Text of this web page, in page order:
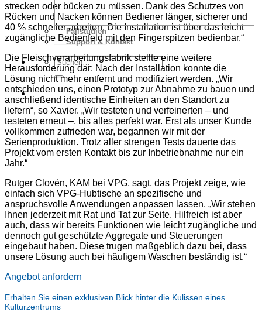
Fallstudien
Support & Kontakt
Angebot
strecken oder bücken zu müssen. Dank des Schutzes von
Rücken und Nacken können Bediener länger, sicherer und
40 % schneller arbeiten. Die Installation ist über das leicht
zugängliche Bedienfeld mit den Fingerspitzen bedienbar.“
Die Fleischverarbeitungsfabrik stellte eine weitere
Herausforderung dar: Nach der Installation konnte die
Lösung nicht mehr entfernt und modifiziert werden. „Wir
entschieden uns, einen Prototyp zur Abnahme zu bauen und
anschließend identische Einheiten an den Standort zu
liefern“, so Xavier. „Wir testeten und verfeinerten – und
testeten erneut –, bis alles perfekt war. Erst als unser Kunde
vollkommen zufrieden war, begannen wir mit der
Serienproduktion. Trotz aller strengen Tests dauerte das
Projekt vom ersten Kontakt bis zur Inbetriebnahme nur ein
Jahr.“
Rutger Clovén, KAM bei VPG, sagt, das Projekt zeige, wie
einfach sich VPG-Hubtische an spezifische und
anspruchsvolle Anwendungen anpassen lassen. „Wir stehen
Ihnen jederzeit mit Rat und Tat zur Seite. Hilfreich ist aber
auch, dass wir bereits Funktionen wie leicht zugängliche und
dennoch gut geschützte Aggregate und Steuerungen
eingebaut haben. Diese trugen maßgeblich dazu bei, dass
unsere Lösung auch bei häufigem Waschen beständig ist.“
Angebot anfordern
Erhalten Sie einen exklusiven Blick hinter die Kulissen eines
Kulturzentrums